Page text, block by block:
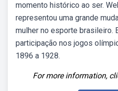
momento histórico ao ser.
representou uma grande
mulher no esporte brasileiro.
participação nos jogos
1896 a 1928.
For more information,